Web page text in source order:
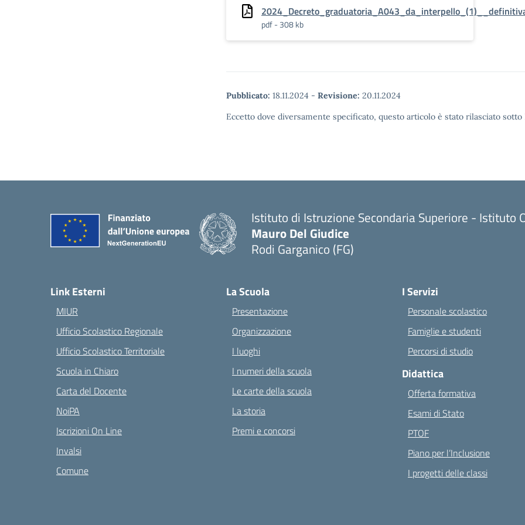
pdf - 308 kb
Pubblicato: 18.11.2024 - Revisione: 20.11.2024
Eccetto dove diversamente specificato, questo articolo è stato rilasciato
Istituto di Istruzione Secondaria Superiore - Istituto
Mauro Del Giudice
Rodi Garganico (FG)
Link Esterni
MIUR
Ufficio Scolastico Regionale
Ufficio Scolastico Territoriale
Scuola in Chiaro
Carta del Docente
NoiPA
Iscrizioni On Line
Invalsi
Comune
La Scuola
Presentazione
Organizzazione
I luoghi
I numeri della scuola
Le carte della scuola
La storia
Premi e concorsi
I Servizi
Personale scolastico
Famiglie e studenti
Percorsi di studio
Didattica
Offerta formativa
Esami di Stato
PTOF
Piano per l’Inclusione
I progetti delle classi